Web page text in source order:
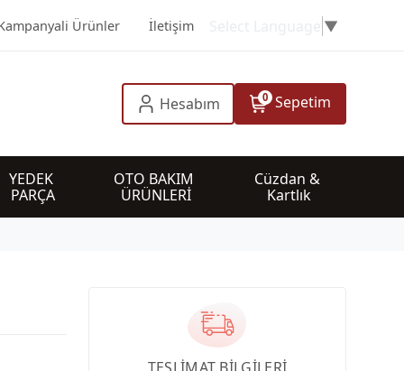
Ürünler İletişim ▼
Hesabım 0 Sepetim
YEDEK
PARÇA
OTO BAKIM
ÜRÜNLERİ
Cüzdan &
Kartlık